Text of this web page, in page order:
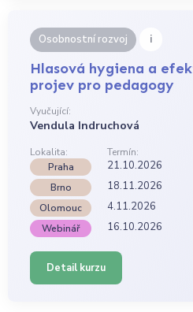
Osobnostní rozvoj i
Hlasová hygiena a
projev pro pedagogy
Vyučující:
Vendula Indruchová
Lokalita:
Termín:
Praha
21.10.2026
Brno 18.11.2026
Olomouc 4.11.2026
Webinář 16.10.2026
Detail kurzu